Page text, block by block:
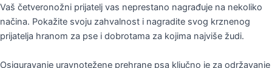
Vaš četveronožni prijatelj vas neprestano nagrađuje na nekoliko
načina. Pokažite svoju zahvalnost i nagradite svog krznenog
prijatelja hranom za pse i dobrotama za kojima najviše žudi.
Osiguravanje uravnotežene prehrane psa ključno je za održavanje